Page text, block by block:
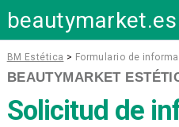
beautymarket.es
BM Estética > Formulario de
BEAUTYMARKET
Solicitud de